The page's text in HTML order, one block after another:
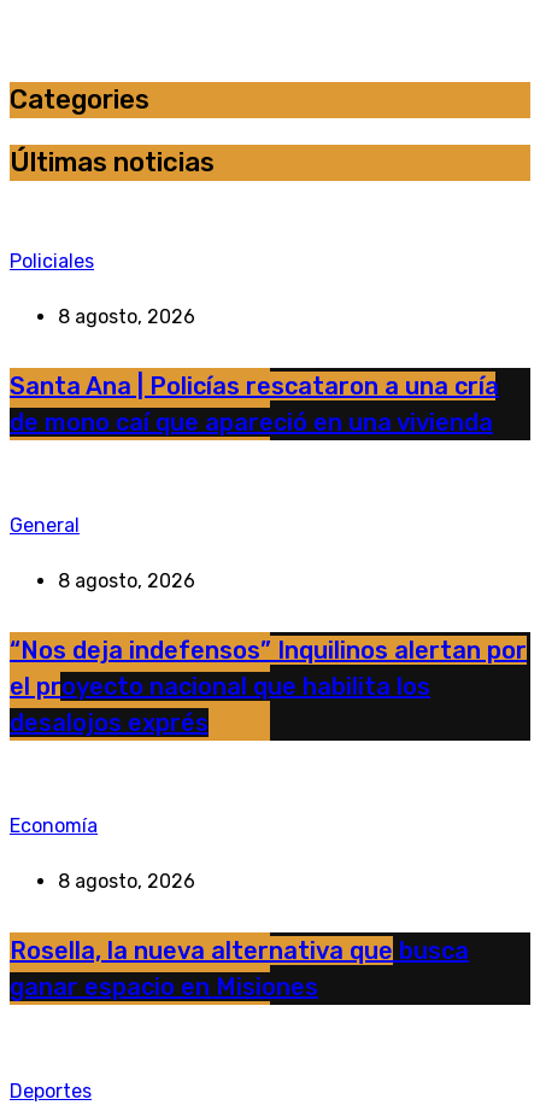
Categories
Últimas noticias
Policiales
8 agosto, 2026
Santa Ana | Policías rescataron a una cría
de mono caí que apareció en una vivienda
General
8 agosto, 2026
“Nos deja indefensos” Inquilinos alertan por
el proyecto nacional que habilita los
desalojos exprés
Economía
8 agosto, 2026
Rosella, la nueva alternativa que busca
ganar espacio en Misiones
Deportes